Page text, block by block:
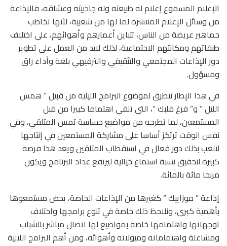
الإعلام المسموع إعلام له طبيعته وله جاذبيته وعشاقه، فالإذاعة
من وسائل الإعلام المنتشرة لما لها من شعبية، لأنها تخاطب
جماهير عريضة من الناس، تتباين أعمارهم وأهوائهم، على اختلاف
طبقاتهم ومكانتهم الاجتماعية، لذلك لابد من العمل على تطوير
دور الإذاعات المجتمعي والتثقيفي والترفيهي بلغة وأداء راق
ومسؤول.
في هذا الإطار نتطرق لموضوع البرامج الليلية من قبيل ” همس
الليل ” و” فرغ قلبك “، التي تلقي اهتماما كبيرا من قبل
المستمعين، لما تطرحه من مواضيع حساسة تمس المتلقي، وفي
نفس الوقت ترتكز أساسا على مشاركة المستمعين في إنتاجها
لتلعب بذلك دور فعال في استقطاب المتلقين ويعد هذا فرصة
كبيرة لتحقيق نسبة استماع خيالية ليرتفع عداد البرنامج ويكون
مربحا مائة بالمائة.
إذاعة ” موزاييك ” كغيرها من الإذاعات الخاصة، يحض مستمعوها
بأهمية كبرى، ونلاحظ ذلك خاصة في تنوع برامجها واختلاف
توجهاتها واهتمامها خاصة بمواضيع لها اتصال مباشر بالشباب
ومشاغلة واهتماماته وميولاته وأهوائه، ومن أهم البرامج الليلية